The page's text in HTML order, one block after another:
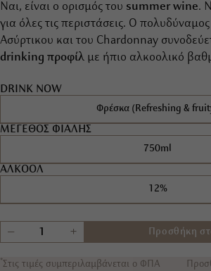
Ναι, είναι ο ορισμός του summer wine.
για όλες τις περιστάσεις. Ο
Ασύρτικου και του Chardonnay
drinking προφίλ με ήπιο αλκοολικό
DRINK NOW
Φρέσκα (Refreshing &
ΜΕΓΕΘΟΣ ΦΙΑΛΗΣ
750ml
ΑΛΚΟΟΛ
12%
− + Προσθήκη
*Στις τιμές συμπεριλαμβάνεται ο ΦΠΑ